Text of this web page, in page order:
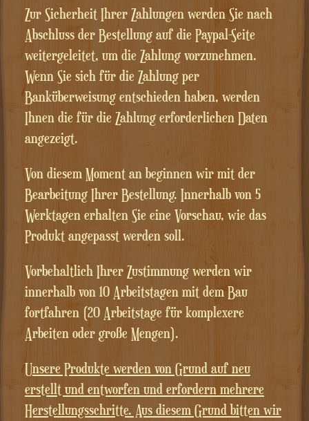
Zur Sicherheit Ihrer Zahlungen werden Sie nach
Abschluss der Bestellung auf die Paypal-Seite
weitergeleitet, um die Zahlung vorzunehmen.
Wenn Sie sich für die Zahlung per
Banküberweisung entschieden haben, werden
Ihnen die für die Zahlung erforderlichen Daten
angezeigt.
Von diesem Moment an beginnen wir mit der
Bearbeitung Ihrer Bestellung. Innerhalb von 5
Werktagen erhalten Sie eine Vorschau, wie das
Produkt angepasst werden soll.
Vorbehaltlich Ihrer Zustimmung werden wir
innerhalb von 10 Arbeitstagen mit dem Bau
fortfahren (20 Arbeitstage für komplexere
Arbeiten oder große Mengen).
Unsere Produkte werden von Grund auf neu
erstellt und entworfen und erfordern mehrere
Herstellungsschritte. Aus diesem Grund bitten wir